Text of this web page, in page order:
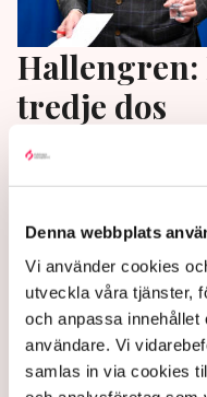
Denna webbplats
Vi använder cookies
utveckla våra tjänster,
och anpassa innehållet
användare. Vi
samlas in via cookies
Hallengren:
tredje dos
Alla personer över
eller har hemtjänst
(S) vid en
4 years ago | Av: TT